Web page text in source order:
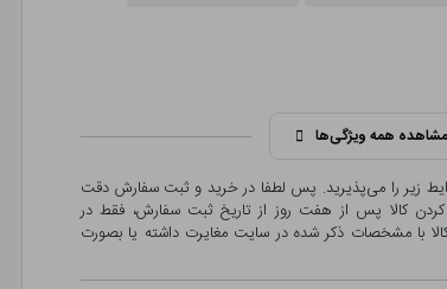
مشاهده همه ویژگی‌ها
زیر را می‌پذیرید. پس لطفا در خرید و ثبت سفارش دقت
کالا پس از هفت روز از تاریخ ثبت سفارش، فقط در
با مشخصات ذکر شده در سایت مغایرت داشته یا بصورت